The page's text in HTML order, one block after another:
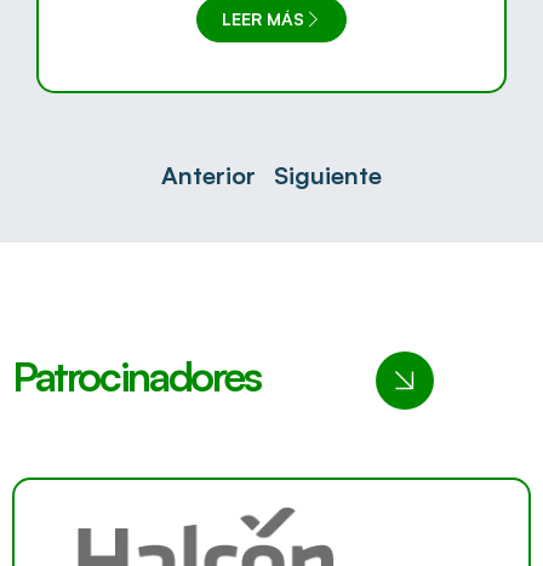
LEER MÁS
Anterior Siguiente
Patrocinadores